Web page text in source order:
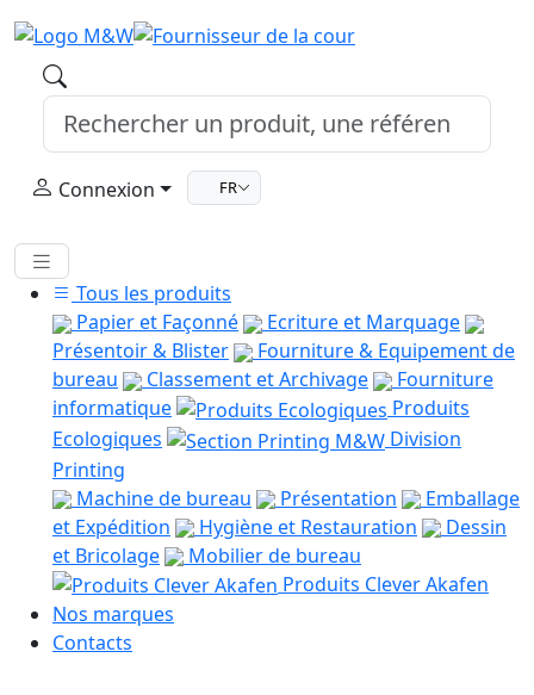
Connexion FR
Tous les produits
Papier et Façonné
Ecriture et Marquage
Présentoir & Blister
Fourniture & Equipement de
bureau
Classement et Archivage
Fourniture
informatique
Produits
Ecologiques
Division
Printing
Machine de bureau
Présentation
Emballage
et Expédition
Hygiène et Restauration
Dessin
et Bricolage
Mobilier de bureau
Produits Clever Akafen
Nos marques
Contacts